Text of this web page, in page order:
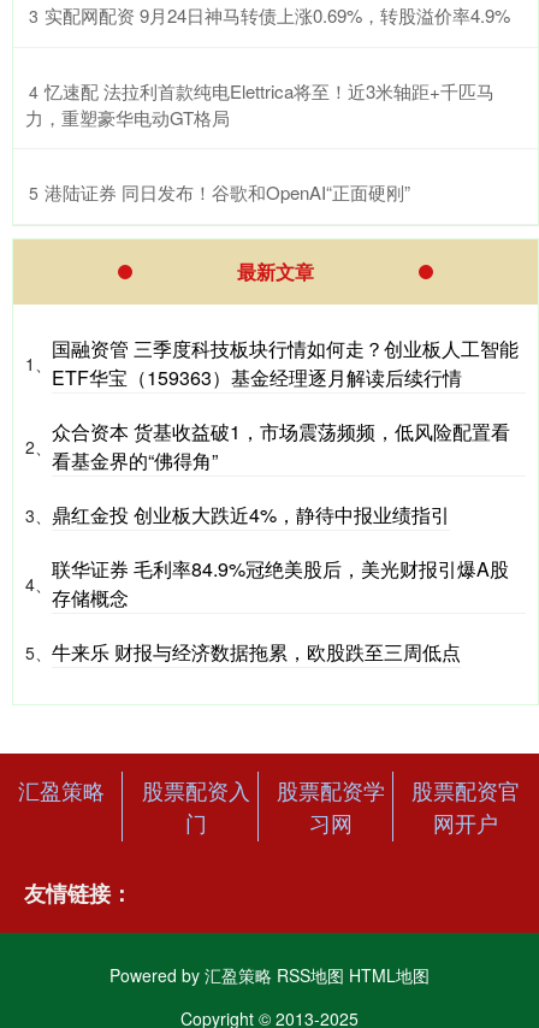
3 ​实配网配资 9月24日神马转债上涨0.69%，转股溢价率4.9%
4 ​忆速配 法拉利首款纯电Elettrica将至！近3米轴距+千匹马
力，重塑豪华电动GT格局
5 ​港陆证券 同日发布！谷歌和OpenAI“正面硬刚”
最新文章
1、
国融资管 三季度科技板块行情如何走？创业板人工智能
ETF华宝（159363）基金经理逐月解读后续行情
2、
众合资本 货基收益破1，市场震荡频频，低风险配置看
看基金界的“佛得角”
3、 鼎红金投 创业板大跌近4%，静待中报业绩指引
4、
联华证券 毛利率84.9%冠绝美股后，美光财报引爆A股
存储概念
5、 牛来乐 财报与经济数据拖累，欧股跌至三周低点
汇盈策略
股票配资入
门
股票配资学
习网
股票配资官
网开户
友情链接：
Powered by 汇盈策略 RSS地图 HTML地图
Copyright © 2013-2025